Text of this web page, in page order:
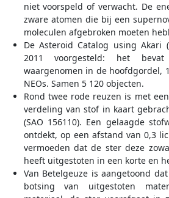
niet voorspeld of verwacht. De
zware atomen die bij een
moleculen afgebroken moeten
De Asteroid Catalog using Akari
2011 voorgesteld: het
waargenomen in de hoofdgordel,
NEOs. Samen 5 120 objecten.
Rond twee rode reuzen is met
verdeling van stof in kaart
(SAO 156110). Een gelaagde
ontdekt, op een afstand van 0,3
vermoeden dat de ster deze
heeft uitgestoten in een korte en
Van Betelgeuze is aangetoond
botsing van uitgestoten